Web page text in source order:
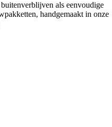
als eenvoudige
handgemaakt in onze